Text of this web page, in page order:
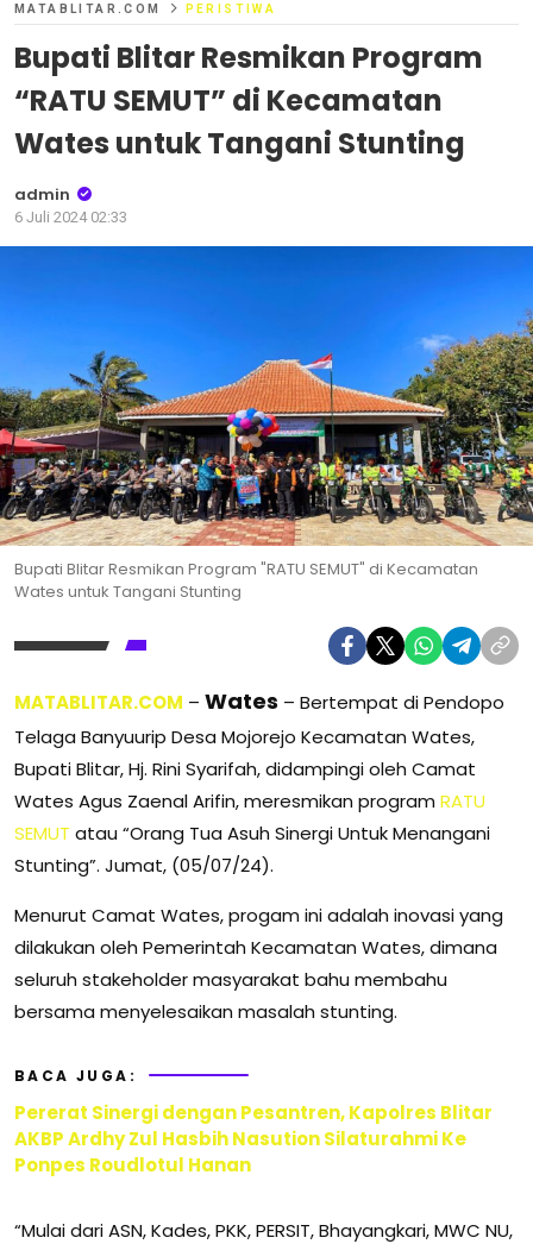
MATABLITAR.COM PERISTIWA
Bupati Blitar Resmikan Program
“RATU SEMUT” di Kecamatan
Wates untuk Tangani Stunting
admin
6 Juli 2024 02:33
Bupati Blitar Resmikan Program "RATU SEMUT" di Kecamatan
Wates untuk Tangani Stunting
MATABLITAR.COM – Wates – Bertempat di Pendopo
Telaga Banyuurip Desa Mojorejo Kecamatan Wates,
Bupati Blitar, Hj. Rini Syarifah, didampingi oleh Camat
Wates Agus Zaenal Arifin, meresmikan program RATU
SEMUT atau “Orang Tua Asuh Sinergi Untuk Menangani
Stunting”. Jumat, (05/07/24).
Menurut Camat Wates, progam ini adalah inovasi yang
dilakukan oleh Pemerintah Kecamatan Wates, dimana
seluruh stakeholder masyarakat bahu membahu
bersama menyelesaikan masalah stunting.
BACA JUGA:
Pererat Sinergi dengan Pesantren, Kapolres Blitar
AKBP Ardhy Zul Hasbih Nasution Silaturahmi Ke
Ponpes Roudlotul Hanan
“Mulai dari ASN, Kades, PKK, PERSIT, Bhayangkari, MWC NU,